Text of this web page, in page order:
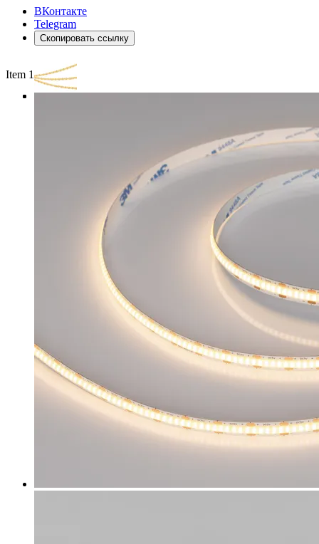
ВКонтакте
Telegram
Скопировать ссылку
Item 1 of 3